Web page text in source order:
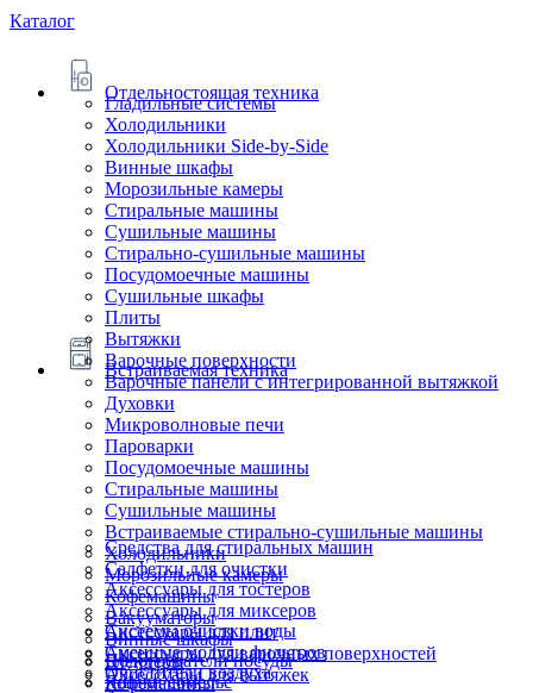
Каталог
Отдельностоящая техника
Гладильные системы
Холодильники
Холодильники Side-by-Side
Винные шкафы
Морозильные камеры
Стиральные машины
Сушильные машины
Стирально-сушильные машины
Посудомоечные машины
Сушильные шкафы
Плиты
Встраиваемая техника
Вытяжки
Варочные поверхности
Варочные панели с интегрированной вытяжкой
Духовки
Микроволновые печи
Пароварки
Посудомоечные машины
Стиральные машины
Сушильные машины
Встраиваемые стирально-сушильные машины
Холодильники
Морозильные камеры
Кофемашины
Вакууматоры
Винные шкафы
Подогреватели посуды
Ящики сомелье
Блендеры
Кофемашины
Очистители воздуха
Системы очистки воды
Сменные модули фильтров
Аксессуары для тостеров
Аксессуары для миксеров
Аксессуары для плит
Аксессуары для варочных поверхностей
Аксессуары для вытяжек
Средства для стиральных машин
Салфетки для очистки